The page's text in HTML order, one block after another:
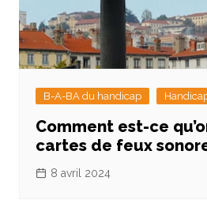
B-A-BA du handicap
Comment est-ce
cartes de feux
8 avril 2024